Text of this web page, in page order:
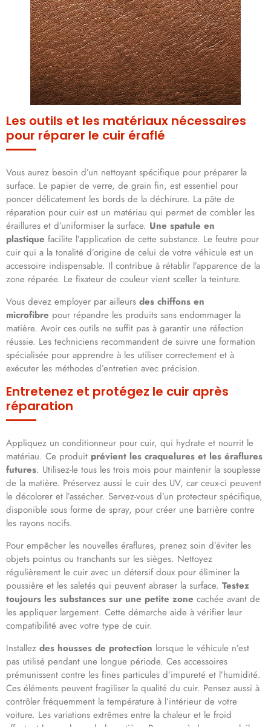
Les outils et les matériaux nécessaires
pour réparer le cuir éraflé
Vous aurez besoin d’un nettoyant spécifique pour préparer la
surface. Le papier de verre, de grain fin, est essentiel pour
poncer délicatement les bords de la déchirure. La pâte de
réparation pour cuir est un matériau qui permet de combler les
éraillures et d’uniformiser la surface. Une spatule en
plastique facilite l’application de cette substance. Le feutre pour
cuir qui a la tonalité d’origine de celui de votre véhicule est un
accessoire indispensable. Il contribue à rétablir l’apparence de la
zone réparée. Le fixateur de couleur vient sceller la teinture.
Vous devez employer par ailleurs des chiffons en
microfibre pour répandre les produits sans endommager la
matière. Avoir ces outils ne suffit pas à garantir une réfection
réussie. Les techniciens recommandent de suivre une formation
spécialisée pour apprendre à les utiliser correctement et à
exécuter les méthodes d’entretien avec précision.
Entretenez et protégez le cuir après
réparation
Appliquez un conditionneur pour cuir, qui hydrate et nourrit le
matériau. Ce produit prévient les craquelures et les éraflures
futures. Utilisez-le tous les trois mois pour maintenir la souplesse
de la matière. Préservez aussi le cuir des UV, car ceux-ci peuvent
le décolorer et l’assécher. Servez-vous d’un protecteur spécifique,
disponible sous forme de spray, pour créer une barrière contre
les rayons nocifs.
Pour empêcher les nouvelles éraflures, prenez soin d’éviter les
objets pointus ou tranchants sur les sièges. Nettoyez
régulièrement le cuir avec un détersif doux pour éliminer la
poussière et les saletés qui peuvent abraser la surface. Testez
toujours les substances sur une petite zone cachée avant de
les appliquer largement. Cette démarche aide à vérifier leur
compatibilité avec votre type de cuir.
Installez des housses de protection lorsque le véhicule n’est
pas utilisé pendant une longue période. Ces accessoires
prémunissent contre les fines particules d’impureté et l’humidité.
Ces éléments peuvent fragiliser la qualité du cuir. Pensez aussi à
contrôler fréquemment la température à l’intérieur de votre
voiture. Les variations extrêmes entre la chaleur et le froid